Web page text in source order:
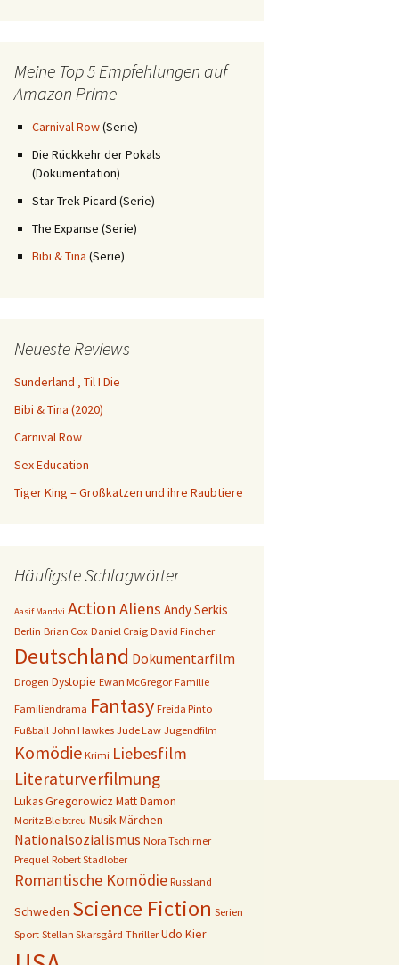
Meine Top 5 Empfehlungen auf
Amazon Prime
Carnival Row(Serie)
Die Rückkehr der Pokals
(Dokumentation)
Star Trek Picard (Serie)
The Expanse (Serie)
Bibi & Tina (Serie)
Neueste Reviews
Sunderland ‚ Til I Die
Bibi & Tina (2020)
Carnival Row
Sex Education
Tiger King – Großkatzen und ihre Raubtiere
Häufigste Schlagwörter
Aasif Mandvi Action Aliens Andy Serkis
Berlin Brian Cox Daniel Craig David Fincher
Deutschland Dokumentarfilm
Drogen Dystopie Ewan McGregor Familie
Familiendrama Fantasy Freida Pinto
Fußball John Hawkes Jude Law Jugendfilm
Komödie Krimi Liebesfilm
Literaturverfilmung
Lukas Gregorowicz Matt Damon
Moritz Bleibtreu MusikMärchen
Nationalsozialismus Nora Tschirner
Prequel Robert Stadlober
Romantische Komödie Russland
Schweden Science Fiction Serien
Sport Stellan Skarsgård Thriller Udo Kier